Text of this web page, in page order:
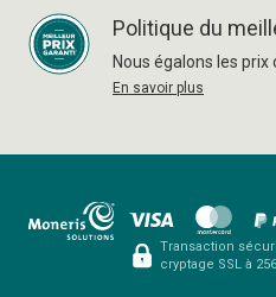
Politique du
Nous égalons les
En savoir plus
Transaction
cryptage SSL à